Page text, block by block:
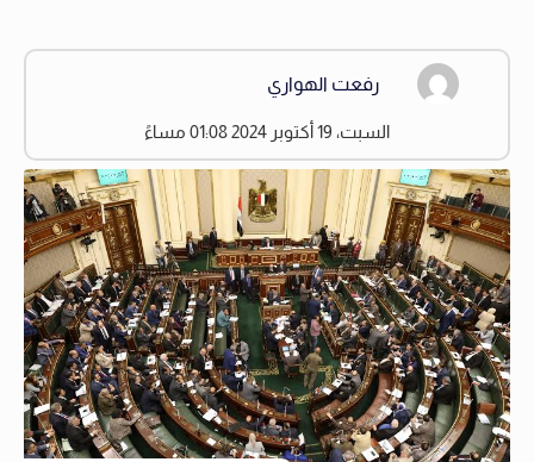
رفعت الهواري
السبت، 19 أكتوبر 2024 01:08 مساءً